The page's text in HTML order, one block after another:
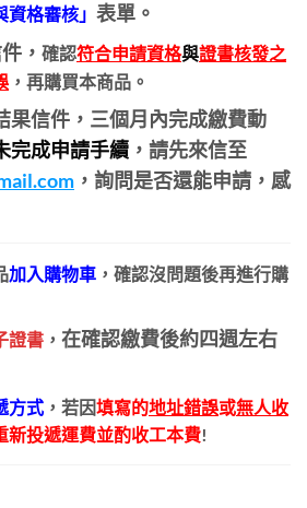
格審核」 表單。
， 確認符合申請資格與證書核發之
，再購買本商品。
果信件，三個月內完成繳費動
完成申請手續 ，請先來信至
，詢問是否還能申請，感
加入購物車 ，確認沒問題後再進行購
證書 ， 在確認繳費後約四週左右
方式 ，若因填寫的地址錯誤或無人收
新投遞運費並酌收工本費!